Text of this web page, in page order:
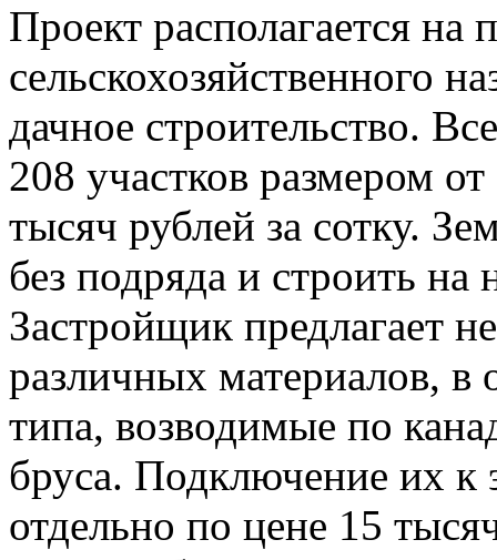
Проект располагается на
сельскохозяйственного
дачное строительство.
208 участков размером
тысяч рублей за сотку.
без подряда и строить
Застройщик предлагает
различных материалов, в
типа, возводимые по
бруса. Подключение их к
отдельно по цене 15